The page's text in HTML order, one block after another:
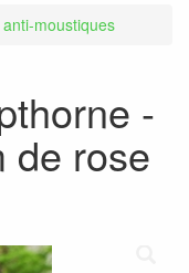
moustiques
-
de rose